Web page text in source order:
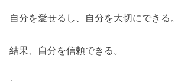
自分を愛せるし、自分を大切にできる。
結果、自分を信頼できる。